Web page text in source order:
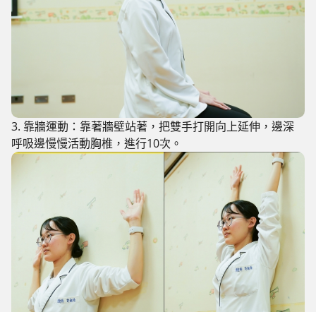
3. 靠牆運動： 靠著牆壁站著，把雙手打開向上延伸，邊深
呼吸邊慢慢活動胸椎，進行10次。